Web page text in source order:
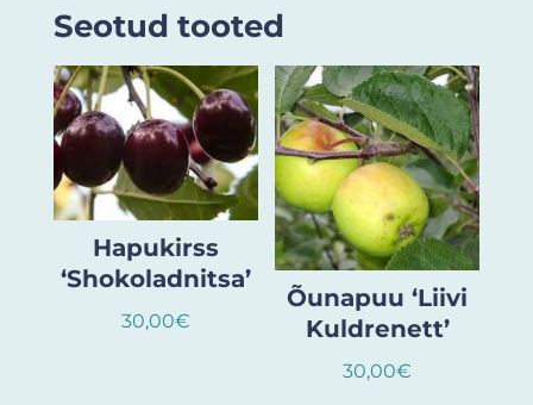
Seotud tooted
Hapukirss
‘Shokoladnitsa’
30,00€
Õunapuu ‘Liivi
Kuldrenett’
30,00€